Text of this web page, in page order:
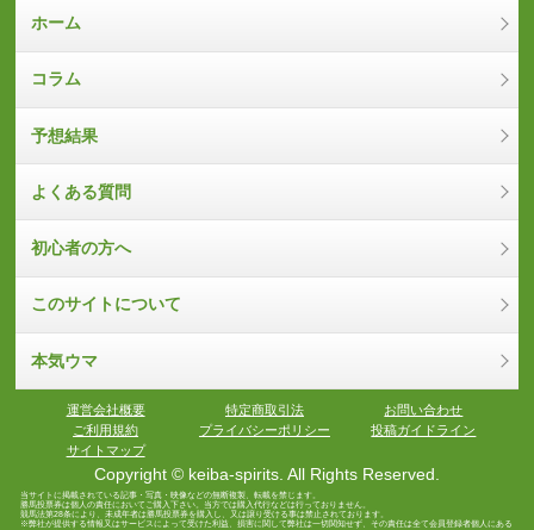
ホーム
コラム
予想結果
よくある質問
初心者の方へ
このサイトについて
本気ウマ
運営会社概要 特定商取引法
お問い合わせ
ご利用規約
プライバシーポリシー
投稿ガイドライン
サイトマップ
Copyright © keiba-spirits. All Rights Reserved.
当サイトに掲載されている記事・写真・映像などの無断複製、転載を禁じます。
勝馬投票券は個人の責任においてご購入下さい。当方では購入代行などは行っておりません。
競馬法第28条により、未成年者は勝馬投票券を購入し、又は譲り受ける事は禁止されております。
※弊社が提供する情報又はサービスによって受けた利益、損害に関して弊社は一切関知せず、その責任は全て会員登録者個人にある